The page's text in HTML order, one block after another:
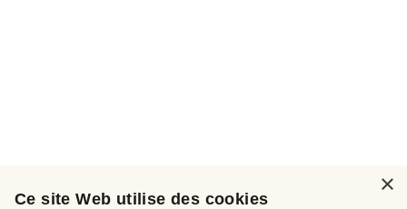
×
Ce site Web utilise des cookies